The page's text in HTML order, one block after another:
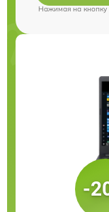
Нажимая на кнопку
-